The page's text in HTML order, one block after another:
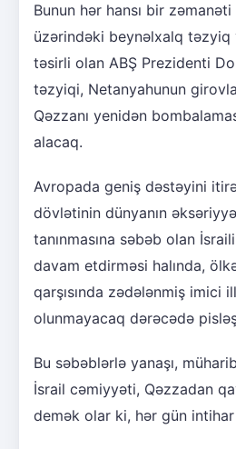
Bunun hər hansı bir
üzərindəki beynəlxalq təzyiq
təsirli olan ABŞ Prezidenti
təzyiqi, Netanyahunun
Qəzzanı yenidən
alacaq.
Avropada geniş dəstəyini
dövlətinin dünyanın
tanınmasına səbəb olan
davam etdirməsi halında,
qarşısında zədələnmiş imici
olunmayacaq dərəcədə
Bu səbəblərlə yanaşı,
İsrail cəmiyyəti, Qəzzadan
demək olar ki, hər gün intihar